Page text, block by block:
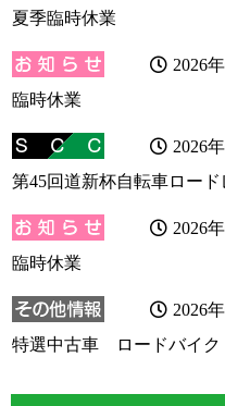
夏季臨時休業
2026
臨時休業
2026
第45回道新杯自転車ロード
2026
臨時休業
2026
特選中古車 ロードバイク